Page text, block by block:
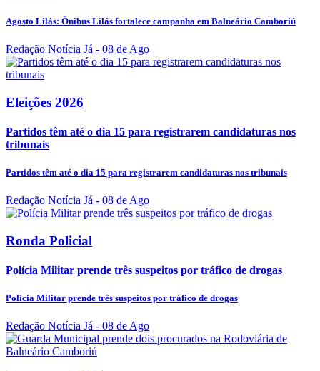
Agosto Lilás: Ônibus Lilás fortalece campanha em Balneário Camboriú
Redação Notícia Já - 08 de Ago
Eleições 2026
Partidos têm até o dia 15 para registrarem candidaturas nos
tribunais
Partidos têm até o dia 15 para registrarem candidaturas nos tribunais
Redação Notícia Já - 08 de Ago
Ronda Policial
Polícia Militar prende três suspeitos por tráfico de drogas
Polícia Militar prende três suspeitos por tráfico de drogas
Redação Notícia Já - 08 de Ago